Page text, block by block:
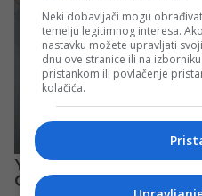
Neki dobavljači mogu
temelju legitimnog interesa.
nastavku možete upravljati
dnu ove stranice ili na
pristankom ili povlačenje
kolačića.